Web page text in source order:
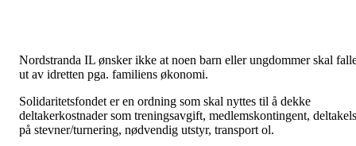
Nordstranda IL ønsker ikke at noen barn eller ungdommer skal
ut av idretten pga. familiens økonomi.
Solidaritetsfondet er en ordning som skal nyttes til å dekke
deltakerkostnader som treningsavgift, medlemskontingent,
på stevner/turnering, nødvendig utstyr, transport ol.